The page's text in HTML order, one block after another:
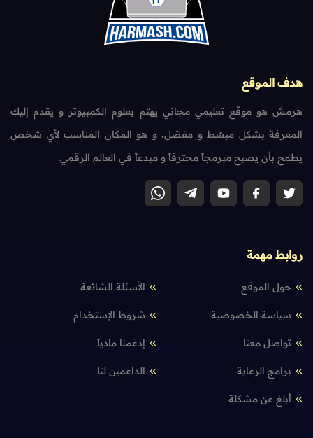
هدف الموقع
هرمش هو موقع تعليمي مجاني يهتم بعلوم الكمبيوتر و يقدم إليك
المعرفة بشكل مبسّط و مفصّل، و هو المكان المناسب لأي شخص
يطمح بأن يصبح مبرمجاً محترفاً و مبدعاً في العالم الرقمي.
روابط مهمة
حول الموقع الأسئلة الشائعة
سياسة الخصوصية شروط الإستخدام
تواصل معنا إدعمنا مادياً
برامج الرعاية الداعمين لنا
أبلغ عن مشكلة